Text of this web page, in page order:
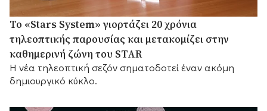
Το «Stars System» γιορτάζει 20 χρόνια
τηλεοπτικής παρουσίας και μετακομίζει στην
καθημερινή ζώνη του STAR
Η νέα τηλεοπτική σεζόν σηματοδοτεί έναν ακόμη
δημιουργικό κύκλο.